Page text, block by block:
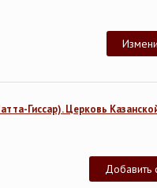
дорогу сесть на маршрутку № 2,
и двигаться как
Гиссар). Церковь
Добавить